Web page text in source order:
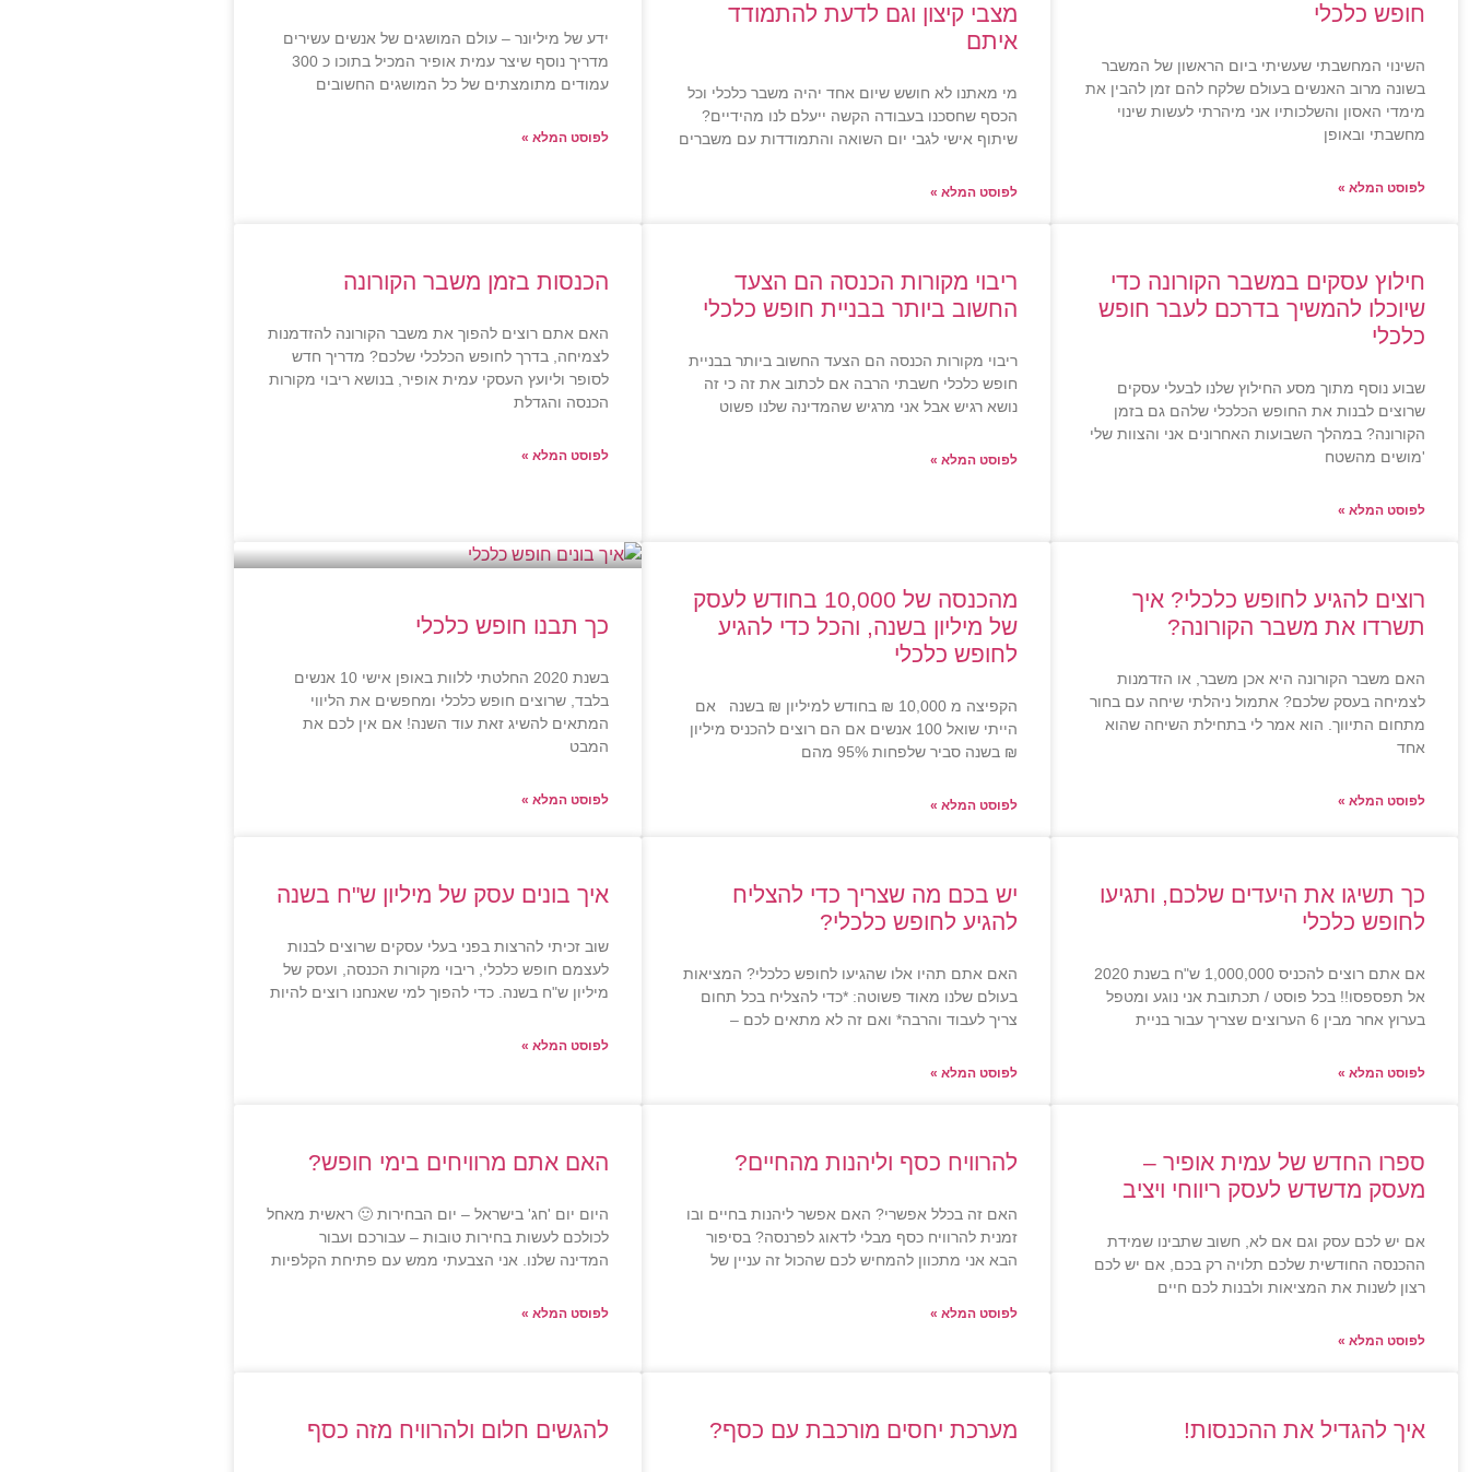
חופש כלכלי
השינוי המחשבתי שעשיתי ביום הראשון של המשבר
בשונה מרוב האנשים בעולם שלקח להם זמן להבין את
מימדי האסון והשלכותיו אני מיהרתי לעשות שינוי
מחשבתי ובאופן
לפוסט המלא »
מצבי קיצון וגם לדעת להתמודד
איתם
מי מאתנו לא חושש שיום אחד יהיה משבר כלכלי וכל
הכסף שחסכנו בעבודה הקשה ייעלם לנו מהידיים?
שיתוף אישי לגבי יום השואה והתמודדות עם משברים
לפוסט המלא »
ידע של מיליונר – עולם המושגים של אנשים עשירים
מדריך נוסף שיצר עמית אופיר המכיל בתוכו כ 300
עמודים מתומצתים של כל המושגים החשובים
לפוסט המלא »
חילוץ עסקים במשבר הקורונה כדי
שיוכלו להמשיך בדרכם לעבר חופש
כלכלי
שבוע נוסף מתוך מסע החילוץ שלנו לבעלי עסקים
שרוצים לבנות את החופש הכלכלי שלהם גם בזמן
הקורונה? במהלך השבועות האחרונים אני והצוות שלי
'מושים מהשטח
לפוסט המלא »
ריבוי מקורות הכנסה הם הצעד
החשוב ביותר בבניית חופש כלכלי
ריבוי מקורות הכנסה הם הצעד החשוב ביותר בבניית
חופש כלכלי חשבתי הרבה אם לכתוב את זה כי זה
נושא רגיש אבל אני מרגיש שהמדינה שלנו פשוט
לפוסט המלא »
הכנסות בזמן משבר הקורונה
האם אתם רוצים להפוך את משבר הקורונה להזדמנות
לצמיחה, בדרך לחופש הכלכלי שלכם? מדריך חדש
לסופר וליועץ העסקי עמית אופיר, בנושא ריבוי מקורות
הכנסה והגדלת
לפוסט המלא »
רוצים להגיע לחופש כלכלי? איך
תשרדו את משבר הקורונה?
האם משבר הקורונה היא אכן משבר, או הזדמנות
לצמיחה בעסק שלכם? אתמול ניהלתי שיחה עם בחור
מתחום התיווך. הוא אמר לי בתחילת השיחה שהוא
אחד
לפוסט המלא »
מהכנסה של 10,000 בחודש לעסק
של מיליון בשנה, והכל כדי להגיע
לחופש כלכלי
הקפיצה מ 10,000 ₪ בחודש למיליון ₪ בשנה אם
הייתי שואל 100 אנשים אם הם רוצים להכניס מיליון
₪ בשנה סביר שלפחות 95% מהם
לפוסט המלא »
כך תבנו חופש כלכלי
בשנת 2020 החלטתי ללוות באופן אישי 10 אנשים
בלבד, שרוצים חופש כלכלי ומחפשים את הליווי
המתאים להשיג זאת עוד השנה! אם אין לכם את
המבט
לפוסט המלא »
כך תשיגו את היעדים שלכם, ותגיעו
לחופש כלכלי
אם אתם רוצים להכניס 1,000,000 ש"ח בשנת 2020
אל תפספסו!! בכל פוסט / תכתובת אני נוגע ומטפל
בערוץ אחר מבין 6 הערוצים שצריך עבור בניית
לפוסט המלא »
יש בכם מה שצריך כדי להצליח
להגיע לחופש כלכלי?
האם אתם תהיו אלו שהגיעו לחופש כלכלי? המציאות
בעולם שלנו מאוד פשוטה: *כדי להצליח בכל תחום
צריך לעבוד והרבה* ואם זה לא מתאים לכם –
לפוסט המלא »
איך בונים עסק של מיליון ש"ח בשנה
שוב זכיתי להרצות בפני בעלי עסקים שרוצים לבנות
לעצמם חופש כלכלי, ריבוי מקורות הכנסה, ועסק של
מיליון ש"ח בשנה. כדי להפוך למי שאנחנו רוצים להיות
לפוסט המלא »
ספרו החדש של עמית אופיר –
מעסק מדשדש לעסק ריווחי ויציב
אם יש לכם עסק וגם אם לא, חשוב שתבינו שמידת
ההכנסה החודשית שלכם תלויה רק בכם, אם יש לכם
רצון לשנות את המציאות ולבנות לכם חיים
לפוסט המלא »
להרוויח כסף וליהנות מהחיים?
האם זה בכלל אפשרי? האם אפשר ליהנות בחיים ובו
זמנית להרוויח כסף מבלי לדאוג לפרנסה? בסיפור
הבא אני מתכוון להמחיש לכם שהכול זה עניין של
לפוסט המלא »
האם אתם מרוויחים בימי חופש?
היום יום 'חג' בישראל – יום הבחירות 🙂 ראשית מאחל
לכולכם לעשות בחירות טובות – עבורכם ועבור
המדינה שלנו. אני הצבעתי ממש עם פתיחת הקלפיות
לפוסט המלא »
איך להגדיל את ההכנסות! מערכת יחסים מורכבת עם כסף? להגשים חלום ולהרוויח מזה כסף